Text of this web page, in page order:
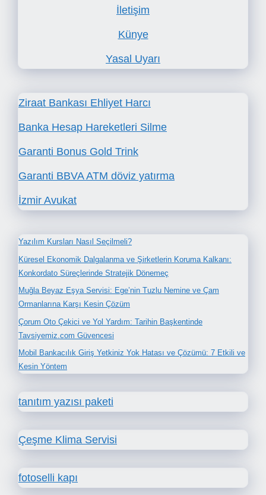
İletişim
Künye
Yasal Uyarı
Ziraat Bankası Ehliyet Harcı
Banka Hesap Hareketleri Silme
Garanti Bonus Gold Trink
Garanti BBVA ATM döviz yatırma
İzmir Avukat
Yazılım Kursları Nasıl Seçilmeli?
Küresel Ekonomik Dalgalanma ve Şirketlerin Koruma Kalkanı:
Konkordato Süreçlerinde Stratejik Dönemeç
Muğla Beyaz Eşya Servisi: Ege’nin Tuzlu Nemine ve Çam
Ormanlarına Karşı Kesin Çözüm
Çorum Oto Çekici ve Yol Yardım: Tarihin Başkentinde
Tavsiyemiz.com Güvencesi
Mobil Bankacılık Giriş Yetkiniz Yok Hatası ve Çözümü: 7 Etkili ve
Kesin Yöntem
tanıtım yazısı paketi
Çeşme Klima Servisi
fotoselli kapı